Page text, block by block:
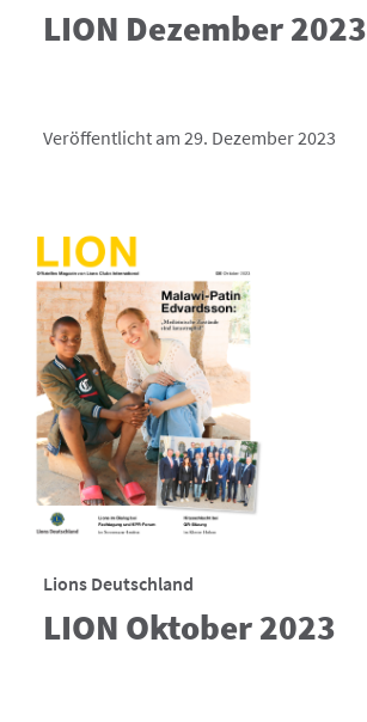
LION Dezember 2023
Veröffentlicht am 29. Dezember 2023
Lions Deutschland
LION Oktober 2023